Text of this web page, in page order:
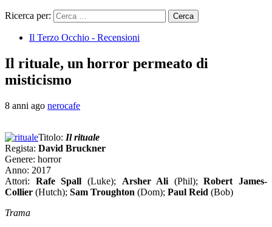
Ricerca per:
Il Terzo Occhio - Recensioni
Il rituale, un horror permeato di
misticismo
8 anni ago nerocafe
Titolo: Il rituale
Regista: David Bruckner
Genere: horror
Anno: 2017
Attori: Rafe Spall (Luke); Arsher Ali (Phil);Robert James-
Collier (Hutch); Sam Troughton (Dom); Paul Reid (Bob)
Trama